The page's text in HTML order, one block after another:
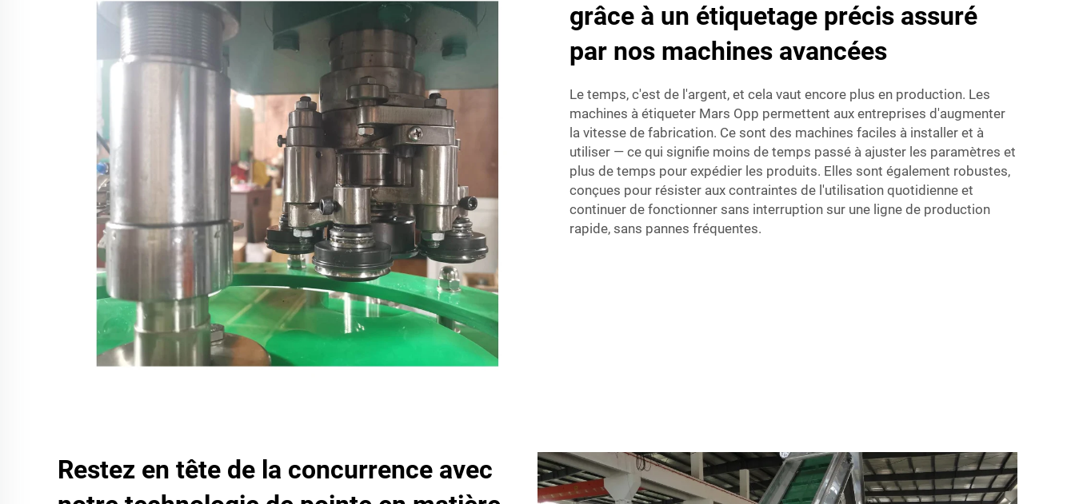
grâce à un étiquetage précis assuré
par nos machines avancées
Le temps, c'est de l'argent, et cela vaut encore plus en production. Les
machines à étiqueter Mars Opp permettent aux entreprises d'augmenter
la vitesse de fabrication. Ce sont des machines faciles à installer et à
utiliser — ce qui signifie moins de temps passé à ajuster les paramètres et
plus de temps pour expédier les produits. Elles sont également robustes,
conçues pour résister aux contraintes de l'utilisation quotidienne et
continuer de fonctionner sans interruption sur une ligne de production
rapide, sans pannes fréquentes.
Restez en tête de la concurrence avec